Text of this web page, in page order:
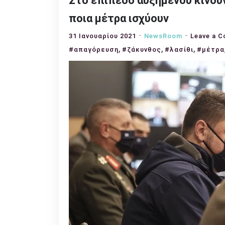
ποια μέτρα ισχύουν
31 Ιανουαρίου 2021 NewsRoom Leave a
#απαγόρευση, #ζάκυνθος , #λασίθι, #μέτρα